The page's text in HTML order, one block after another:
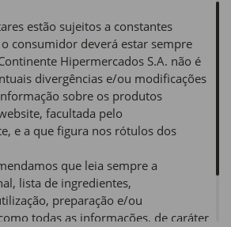
estão sujeitos a constantes
consumidor deverá estar sempre
Hipermercados S.A. não é
divergências e/ou modificações
sobre os produtos
facultada pelo
e a que figura nos rótulos dos
que leia sempre a
lista de ingredientes,
preparação e/ou
todas as informações, de caráter